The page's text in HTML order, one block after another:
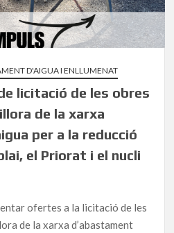
D'AIGUA I ENLLUMENAT
licitació de les obres
de la xarxa
per a la reducció
el Priorat i el nucli
ofertes a la licitació de les
de la xarxa d’abastament